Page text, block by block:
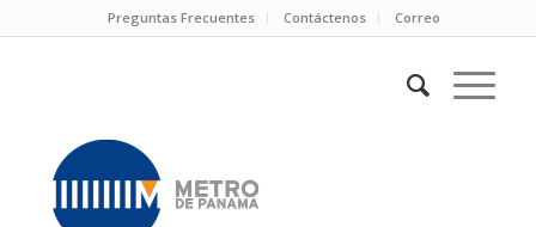
Preguntas Frecuentes Contáctenos Correo